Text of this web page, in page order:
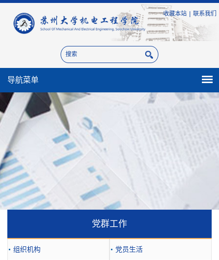
收藏本站 联系我们
导航菜单
党群工作
组织机构 党员生活